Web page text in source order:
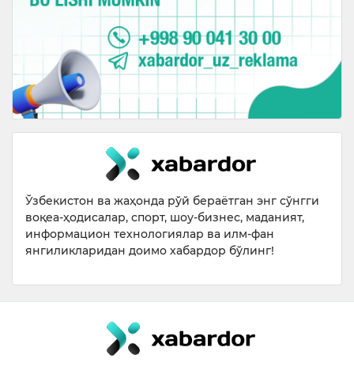
Ўзбекистон ва жаҳонда рўй бераётган энг сўнгги
воқеа-ҳодисалар, спорт, шоу-бизнес, маданият,
информацион технологиялар ва илм-фан
янгиликларидан доимо хабардор бўлинг!